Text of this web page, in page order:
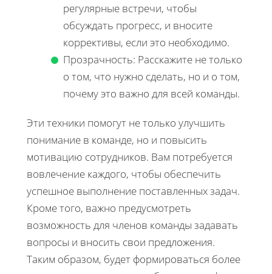
регулярные встречи, чтобы
обсуждать прогресс, и вносите
коррективы, если это необходимо.
Прозрачность: Расскажите не только
о том, что нужно сделать, но и о том,
почему это важно для всей команды.
Эти техники помогут не только улучшить
понимание в команде, но и повысить
мотивацию сотрудников. Вам потребуется
вовлечение каждого, чтобы обеспечить
успешное выполнение поставленных задач.
Кроме того, важно предусмотреть
возможность для членов команды задавать
вопросы и вносить свои предложения.
Таким образом, будет формироваться более